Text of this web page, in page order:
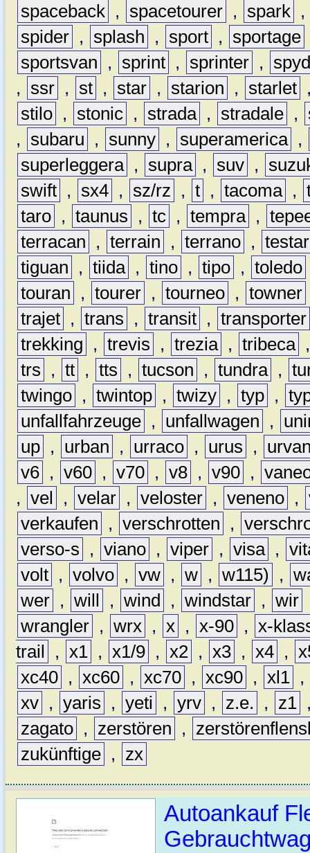
spaceback , spacetourer , spark ,
spider , splash , sport , sportage
sportsvan
, sprint , sprinter ,
,
ssr , st , star , starion , starlet
stilo , stonic , strada , stradale ,
,
subaru , sunny , superamerica ,
superleggera , supra , suv ,
swift , sx4 , sz/rz , t , tacoma ,
taro , taunus , tc , tempra ,
terracan
, terrain , terrano ,
tiguan
, tiida , tino , tipo , toledo
touran
, tourer , tourneo , towner
trajet , trans , transit , transporter
trekking
, trevis , trezia , tribeca
trs
, tt , tts , tucson , tundra ,
twingo , twintop , twizy , typ ,
unfallfahrzeuge , unfallwagen ,
up , urban , urraco , urus ,
v6 , v60 , v70 , v8 , v90 ,
, vel , velar , veloster , veneno ,
verkaufen
, verschrotten ,
verso-s
, viano , viper , visa ,
volt , volvo , vw , w , w115) ,
wer , will , wind , windstar , wir
wrangler , wrx , x , x-90 , x-
trail
, x1 , x1/9 , x2 , x3 , x4 ,
xc40 , xc60 , xc70 , xc90 , xl1 ,
xv , yaris , yeti , yrv , z.e. , z1
zagato , zerstören ,
zukünftige , zx
Autoankauf